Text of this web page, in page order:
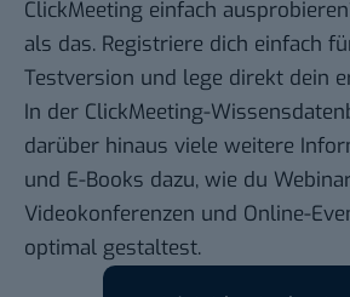
ClickMeeting einfach
als das. Registriere dich einfach
Testversion und lege direkt dein
In der ClickMeeting-
darüber hinaus viele weitere
und E-Books dazu, wie du
Videokonferenzen und Online-
optimal gestaltest.